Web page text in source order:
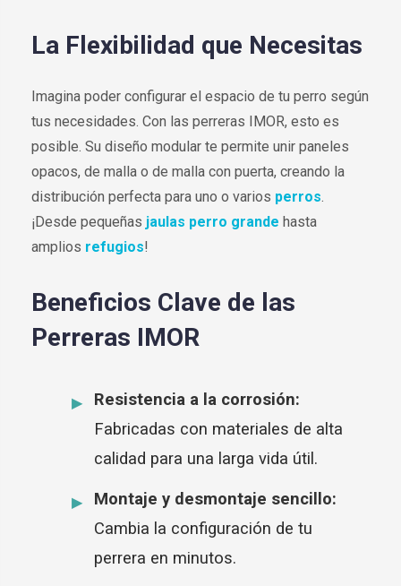
La Flexibilidad que Necesitas
Imagina poder configurar el espacio de tu perro según
tus necesidades. Con las perreras IMOR, esto es
posible. Su diseño modular te permite unir paneles
opacos, de malla o de malla con puerta, creando la
distribución perfecta para uno o varios perros.
¡Desde pequeñas jaulas perro grande hasta
amplios refugios!
Beneficios Clave de las
Perreras IMOR
Resistencia a la corrosión:
Fabricadas con materiales de alta
calidad para una larga vida útil.
Montaje y desmontaje sencillo:
Cambia la configuración de tu
perrera en minutos.